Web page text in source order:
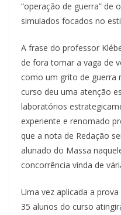
“operação de guerra” de
simulados focados no
A frase do professor
de fora tomar a vaga de
como um grito de guerra
curso deu uma atenção
laboratórios
experiente e renomado
que a nota de Redação
alunado do Massa
concorrência vinda de
Uma vez aplicada a
35 alunos do curso